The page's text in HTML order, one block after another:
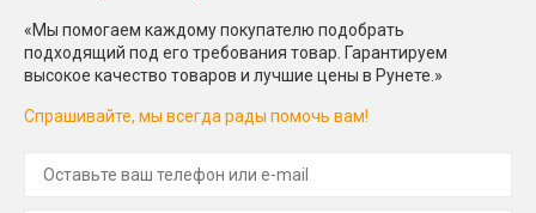
«Мы помогаем каждому покупателю подобрать
подходящий под его требования товар. Гарантируем
высокое качество товаров и лучшие цены в Рунете.»
Спрашивайте, мы всегда рады помочь вам!